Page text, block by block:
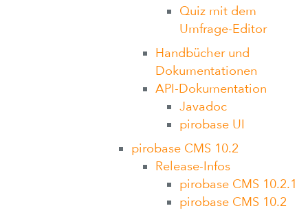
Quiz mit dem
Umfrage-Editor
Handbücher und
Dokumentationen
API-Dokumentation
Javadoc
pirobase UI
pirobase CMS 10.2
Release-Infos
pirobase CMS 10.2.1
pirobase CMS 10.2